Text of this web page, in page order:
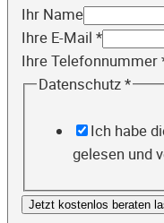
Ihr Name
Ihre E-Mail *
Ihre Telefonnummer
Datenschutz*
Ich habe
gelesen und
Jetzt kostenlos beraten